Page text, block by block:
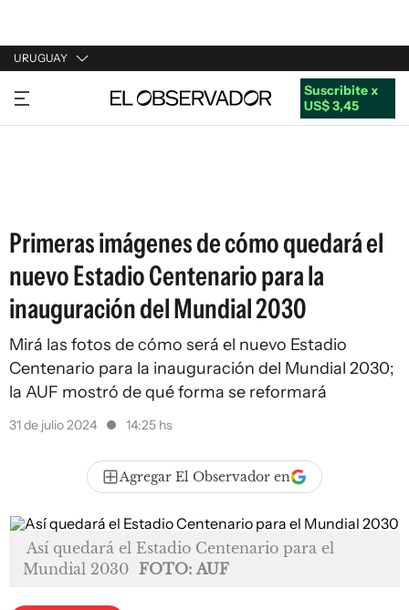
URUGUAY
URUGUAY
ARGENTINA
Suscribite x
US$ 3,45
Primeras imágenes de cómo quedará el
nuevo Estadio Centenario para la
inauguración del Mundial 2030
Mirá las fotos de cómo será el nuevo Estadio
Centenario para la inauguración del Mundial 2030;
la AUF mostró de qué forma se reformará
31 de julio 2024 14:25 hs
Agregar El Observador en
Así quedará el Estadio Centenario para el
Mundial 2030 FOTO: AUF